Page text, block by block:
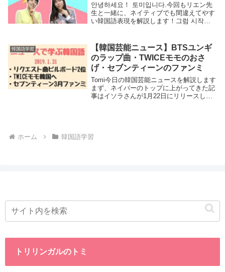
안녕하세요！ 토미입니다.今回もリエン先
生と一緒に、ネイティブでも間違えてやす
い韓国語表現を解説します！그럼 시작할
韓国語学習
【韓国芸能ニュース】BTSユンギ
のラップ曲・TWICEモモのおさ
げ・セブンティーンのファンミ
Tomi今日の韓国芸能ニュースを解説します
まず、ネイバーのトップに上がってきた記
事はイソラさんが1月22日にリリースした
ホーム
韓国語学習
トリリンガルのトミ